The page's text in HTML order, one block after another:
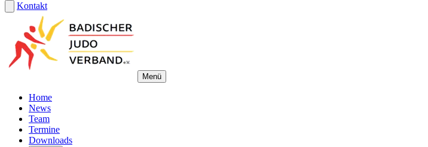
Kontakt
Menü
Home
News
Team
Termine
Downloads